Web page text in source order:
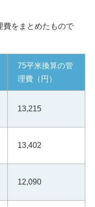
費をまとめたもので
75平米換算の管
理費（円）
13,215
13,402
12,090